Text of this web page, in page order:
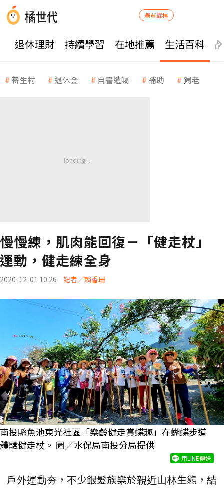
購買課程
退休理財 持續學習 在地推薦 生活百科
養生村 退休金 自書遺囑 補助 獨老
慢慢練，肌肉能回復－「健走杖」
運動，健走練全身
2020-12-01 10:26 記者／賴香珊
南投縣魚池東光社區「樂齡健走賞蝶趣」在蝴蝶步道
體驗健走杖。 圖／水保局南投分局提供
用LINE傳送
戶外運動夯，不少銀髮族樂於親近山林生態，結